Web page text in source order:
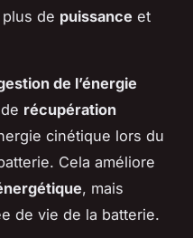
de puissance et
de l’énergie
récupération
cinétique lors du
Cela améliore
, mais
de vie de la batterie.